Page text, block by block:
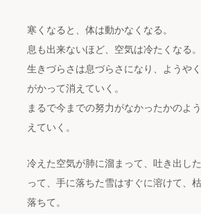
寒くなると、体は動かなくなる。
息も出来ないほど、空気は冷たくなる。
生きづらさは息づらさになり、ようや
がかって消えていく。
まるで今までの努力がなかったかのよ
えていく。
冷えた空気が肺に溜まって、吐き出し
って、手に落ちた雪はすぐに溶けて、
落ちて。